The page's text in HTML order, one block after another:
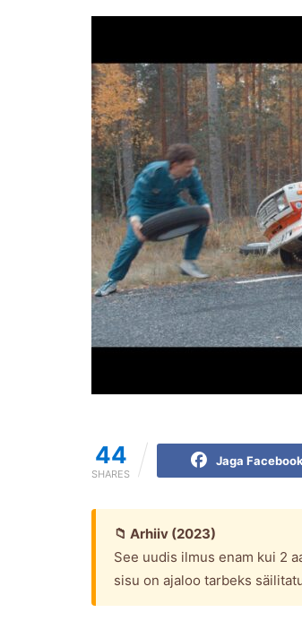
44
SHARES
Jaga
📁 Arhiiv (2023)
See uudis ilmus enam kui 2
sisu on ajaloo tarbeks